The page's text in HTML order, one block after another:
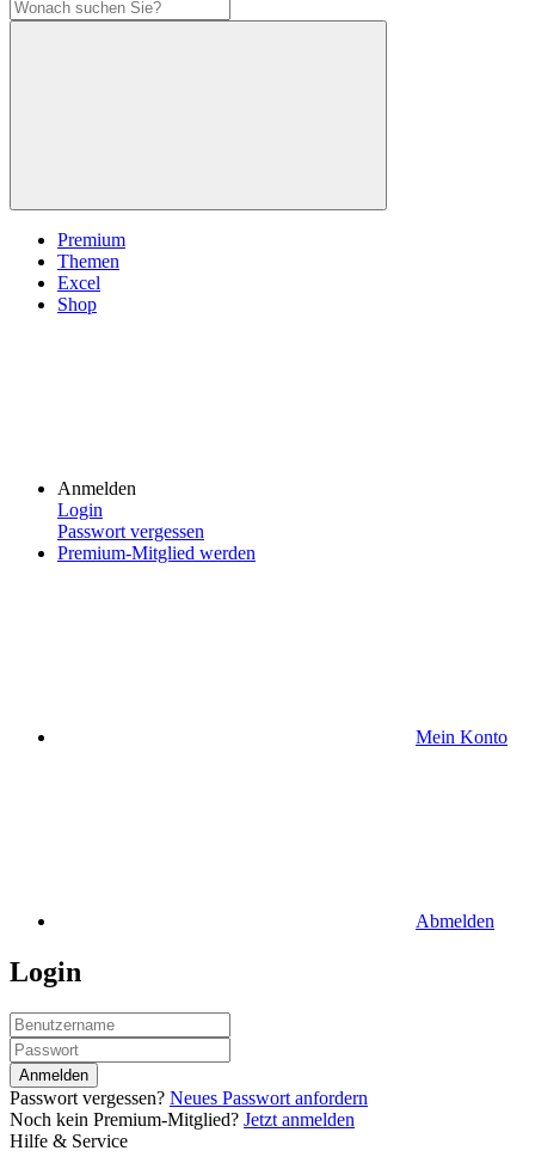
Premium
Themen
Excel
Shop
Anmelden
Login
Passwort vergessen
Premium-Mitglied werden
Mein Konto
Abmelden
Login
Anmelden
Passwort vergessen? Neues Passwort anfordern
Noch kein Premium-Mitglied? Jetzt anmelden
Hilfe & Service